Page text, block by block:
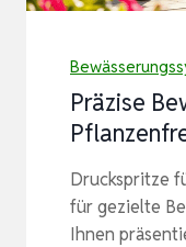
Präzise
Druckspritze
für gezielte
Ihnen